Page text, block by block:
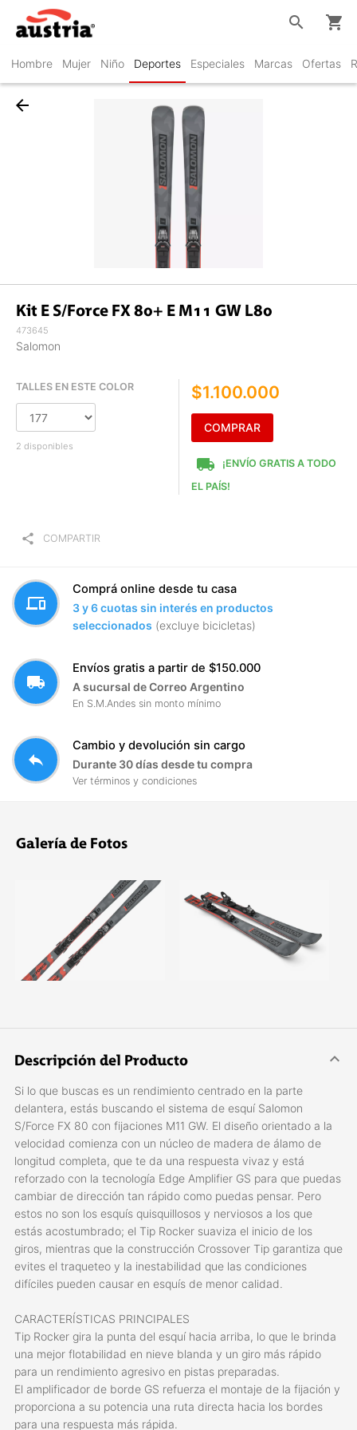
Hombre Mujer Niño Deportes Especiales Marcas Ofertas
search shopping_cart
arrow_back
Kit E S/Force FX 80+ E M11 GW L80
473645
Salomon
TALLES EN ESTE COLOR
2 disponibles
$1.100.000
COMPRAR
local_shipping
¡ENVÍO GRATIS A TODO
EL PAÍS!
share COMPARTIR
devices
Comprá online desde tu casa
3 y 6 cuotas sin interés en productos
seleccionados (excluye bicicletas)
local_shipping
Envíos gratis a partir de $150.000
A sucursal de Correo Argentino
En S.M.Andes sin monto mínimo
reply
Cambio y devolución sin cargo
Durante 30 días desde tu compra
Ver términos y condiciones
Galería de Fotos
Descripción del Producto
Si lo que buscas es un rendimiento centrado en la parte
delantera, estás buscando el sistema de esquí Salomon
S/Force FX 80 con fijaciones M11 GW. El diseño orientado a la
velocidad comienza con un núcleo de madera de álamo de
longitud completa, que te da una respuesta vivaz y está
reforzado con la tecnología Edge Amplifier GS para que puedas
cambiar de dirección tan rápido como puedas pensar. Pero
estos no son los esquís quisquillosos y nerviosos a los que
estás acostumbrado; el Tip Rocker suaviza el inicio de los
giros, mientras que la construcción Crossover Tip garantiza que
evites el traqueteo y la inestabilidad que las condiciones
difíciles pueden causar en esquís de menor calidad.
CARACTERÍSTICAS PRINCIPALES
Tip Rocker gira la punta del esquí hacia arriba, lo que le brinda
una mejor flotabilidad en nieve blanda y un giro más rápido
para un rendimiento agresivo en pistas preparadas.
El amplificador de borde GS refuerza el montaje de la fijación y
proporciona a su potencia una ruta directa hacia los bordes
para una respuesta más rápida.